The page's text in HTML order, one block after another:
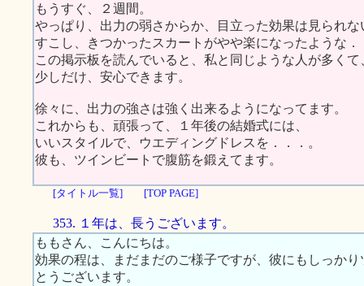
もうすぐ、２週間。
やっぱり、出力の弱さからか、目立った効果は見られな
すこし、きつかったスカートがやや楽になったような．
この掲示板を読んでいると、私と同じような人が多くて
少しだけ、安心できます。
徐々に、出力の強さは強く出来るようになってます。
これからも、頑張って、１年後の結婚式には、
いいスタイルで、ウエディングドレスを．．．。
彼も、ツインビートで腹筋を鍛えてます。
[タイトル一覧] [TOP PAGE]
353. １年は、長うございます。
ももさん、こんにちは。
効果の程は、まだまだのご様子ですが、彼にもしっか
とうございます。